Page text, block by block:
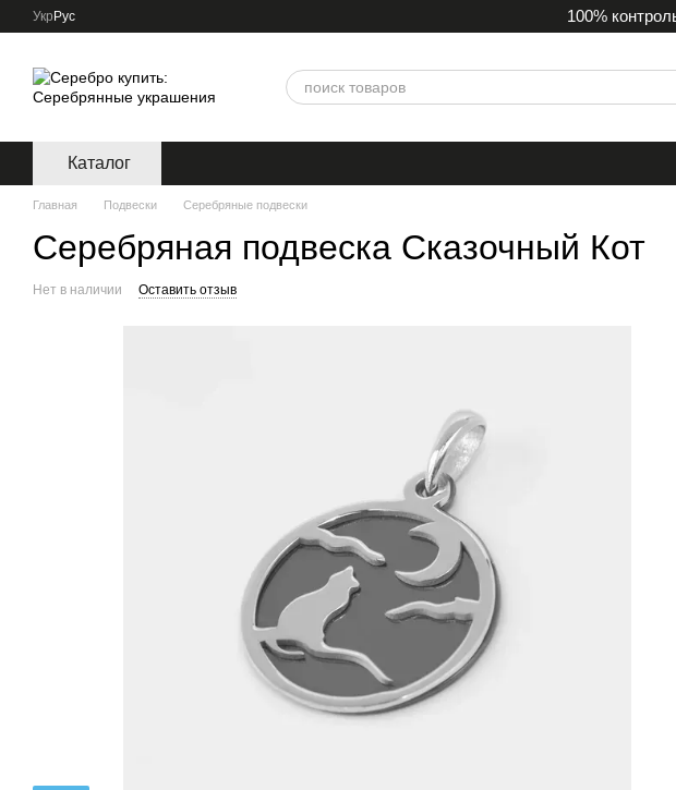
Перейти к основному контенту
Укр Рус 100%
Каталог
Главная Подвески Серебряные подвески
Серебряная подвеска Сказочный Кот
Нет в наличии Оставить отзыв